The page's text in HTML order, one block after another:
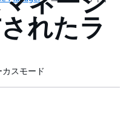
れたラ
カスモード